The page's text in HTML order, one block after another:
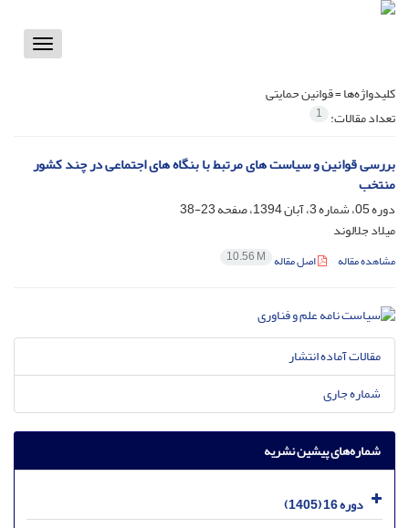
Toggle
کلیدواژه‌ها =قوانین حمایتی
تعداد مقالات: 1
بررسی قوانین و سیاست های مرتبط با بنگاه های اجتماعی در چند کشور
منتخب
دوره 05، شماره 3، آبان 1394، صفحه
23-38
میلاد جلالوند
مشاهده مقاله اصل مقاله 10.56 M
مقالات آماده انتشار
شماره جاری
شماره‌های پیشین نشریه
دوره 16 (1405)